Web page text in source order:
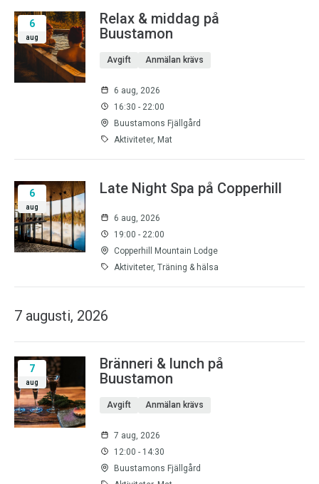
6
aug
Relax & middag på
Buustamon
Avgift Anmälan krävs
6 aug, 2026
16:30 - 22:00
Buustamons Fjällgård
Aktiviteter, Mat
6
aug
Late Night Spa på Copperhill
6 aug, 2026
19:00 - 22:00
Copperhill Mountain Lodge
Aktiviteter, Träning & hälsa
7 augusti, 2026
7
aug
Bränneri & lunch på
Buustamon
Avgift Anmälan krävs
7 aug, 2026
12:00 - 14:30
Buustamons Fjällgård